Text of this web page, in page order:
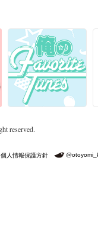
reserved.
個人情報保護方針